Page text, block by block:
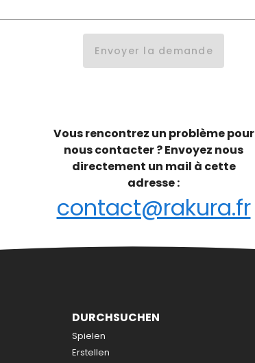
Envoyer la demande
Vous rencontrez un problème pour
nous contacter ? Envoyez nous
directement un mail à cette
adresse :
contact@rakura.fr
DURCHSUCHEN
Spielen
Erstellen